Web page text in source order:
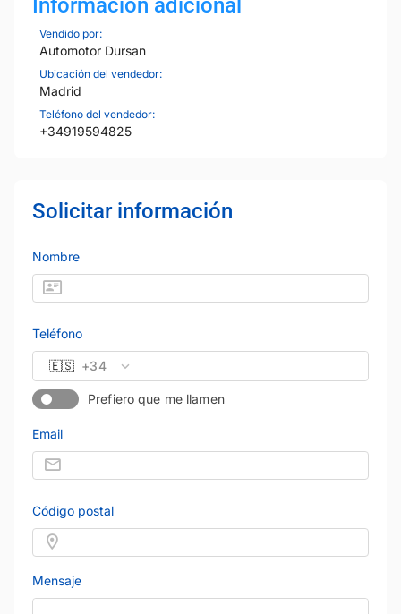
Información adicional
Vendido por:
Automotor Dursan
Ubicación del vendedor:
Madrid
Teléfono del vendedor:
+34919594825
Solicitar información
Nombre
Teléfono
🇪🇸 +34
Prefiero que me llamen
Email
Código postal
Mensaje